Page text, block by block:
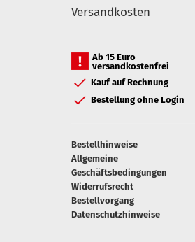
Versandkosten
Ab 15 Euro
versandkostenfrei
Kauf auf Rechnung
Bestellung ohne Login
Bestellhinweise
Allgemeine
Geschäftsbedingungen
Widerrufsrecht
Bestellvorgang
Datenschutzhinweise